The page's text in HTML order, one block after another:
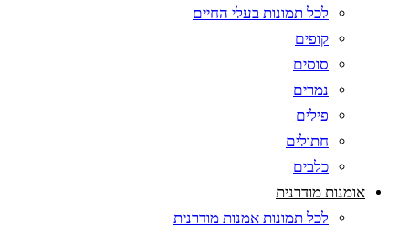
לכל תמונות בעלי החיים
קופים
סוסים
נמרים
פילים
חתולים
כלבים
אומנות מודרנית
לכל תמונות אמנות מודרנית